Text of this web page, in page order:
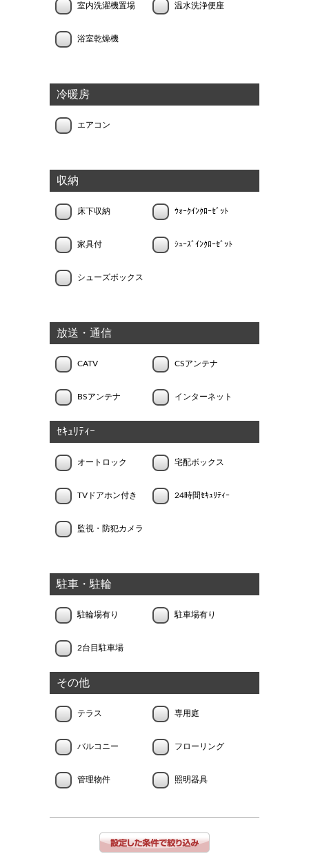
室内洗濯機置場 温水洗浄便座
浴室乾燥機
冷暖房
エアコン
収納
床下収納 ｳｫｰｸｲﾝｸﾛｰｾﾞｯﾄ
家具付 ｼｭｰｽﾞｲﾝｸﾛｰｾﾞｯﾄ
シューズボックス
放送・通信
CATV CSアンテナ
BSアンテナ インターネット
ｾｷｭﾘﾃｨｰ
オートロック 宅配ボックス
TVドアホン付き 24時間ｾｷｭﾘﾃｨｰ
監視・防犯カメラ
駐車・駐輪
駐輪場有り 駐車場有り
2台目駐車場
その他
テラス 専用庭
バルコニー フローリング
管理物件 照明器具